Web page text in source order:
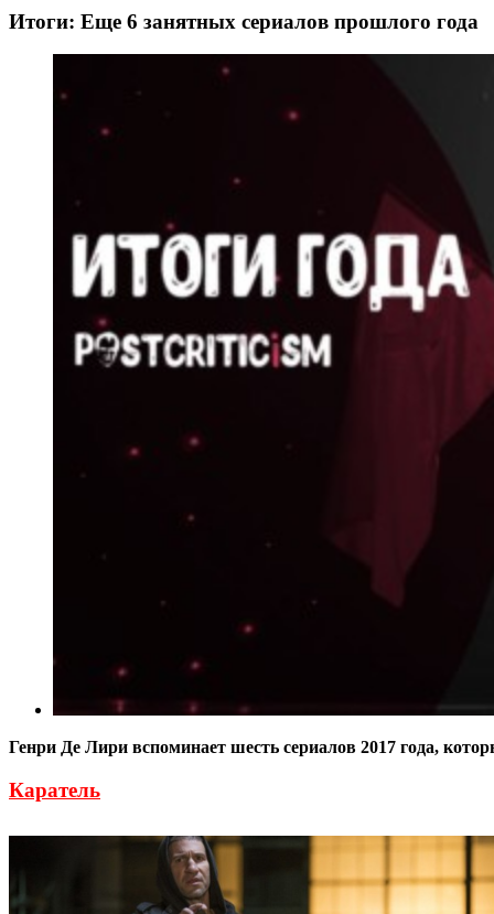
Итоги: Еще 6 занятных сериалов прошлого года
Генри Де Лири вспоминает шесть сериалов 2017 года,
Каратель